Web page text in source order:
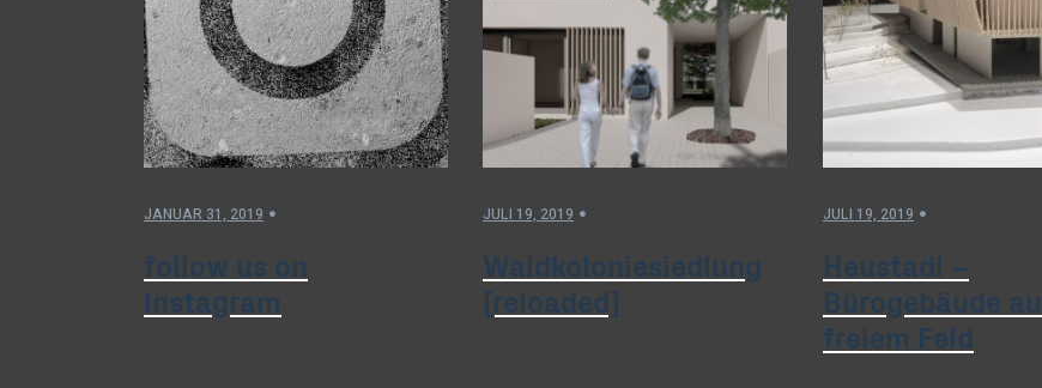
JANUAR 31, 2019
follow us on
Instagram
JULI 19, 2019
Waldkoloniesiedlung
[reloaded]
JULI 19, 2019
Heustadl –
Bürogebäude
freiem Feld